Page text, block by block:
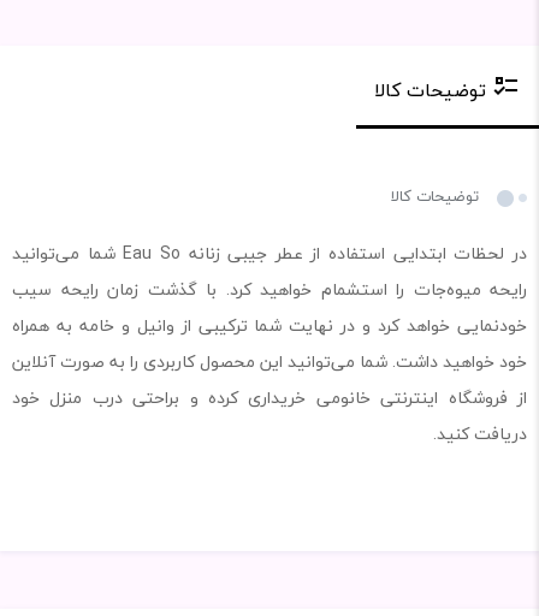
توضیحات کالا
توضیحات کالا
در لحظات ابتدایی استفاده از عطر جیبی زنانه Eau So شما می‌توانید
رایحه میوه‌جات را استشمام خواهید کرد. با گذشت زمان رایحه سیب
خودنمایی خواهد کرد و در نهایت شما ترکیبی از وانیل و خامه به همراه
خود خواهید داشت. شما می‌توانید این محصول کاربردی را به صورت آنلاین
از فروشگاه اینترنتی خانومی خریداری کرده و براحتی درب منزل خود
دریافت کنید.